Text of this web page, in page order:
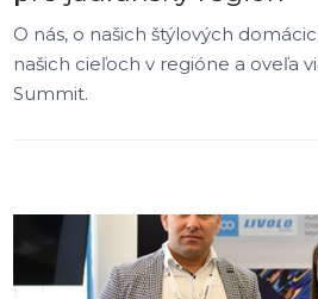
O nás, o našich štýlových
našich cieľoch v regióne a oveľa
Summit.